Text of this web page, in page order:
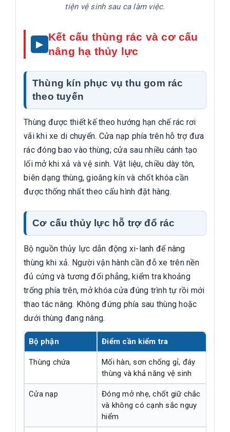
tiện vệ sinh sau ca làm việc.
Kết cấu thùng rác và cơ cấu
nâng hạ thủy lực
Thùng kín phục vụ thu gom rác
theo tuyến
Thùng được thiết kế theo hướng hạn chế rác rơi
vãi khi xe di chuyển. Cửa nạp phía trên hỗ trợ đưa
rác đóng bao vào thùng; cửa sau nhiều cánh tạo
lối mở khi xả và vệ sinh. Vật liệu, chiều dày tôn,
biên dạng thùng, gioăng kín và chốt khóa cần
được thống nhất theo cấu hình đặt hàng.
Cơ cấu thủy lực hỗ trợ đổ rác
Bộ nguồn thủy lực dẫn động xi-lanh để nâng
thùng khi xả. Người vận hành cần đỗ xe trên nền
đủ cứng và tương đối phẳng, kiểm tra khoảng
trống phía trên, mở khóa cửa đúng trình tự rồi mới
thao tác nâng. Không đứng phía sau thùng hoặc
dưới thùng đang nâng.
Bộ phận Điểm cần kiểm tra
Thùng chứa
Mối hàn, sơn chống gỉ, đáy
thùng và khả năng vệ sinh
Cửa nạp
Đóng mở nhẹ, chốt giữ chắc
và không có cạnh sắc nguy
hiểm